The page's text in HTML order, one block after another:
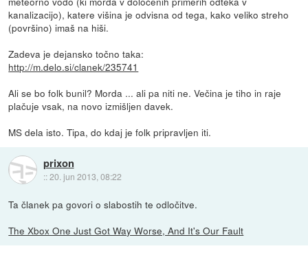
kanalizacijo), katere višina je odvisna od tega, kako veliko streho
(površino) imaš na hiši.
Zadeva je dejansko točno taka:
http://m.delo.si/clanek/235741
Ali se bo folk bunil? Morda ... ali pa niti ne. Večina je tiho in raje
plačuje vsak, na novo izmišljen davek.
MS dela isto. Tipa, do kdaj je folk pripravljen iti.
prixon
::20. jun 2013, 08:22
Ta članek pa govori o slabostih te odločitve.
The Xbox One Just Got Way Worse, And It's Our Fault